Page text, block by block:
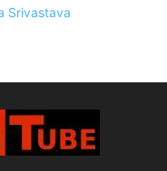
Srivastava